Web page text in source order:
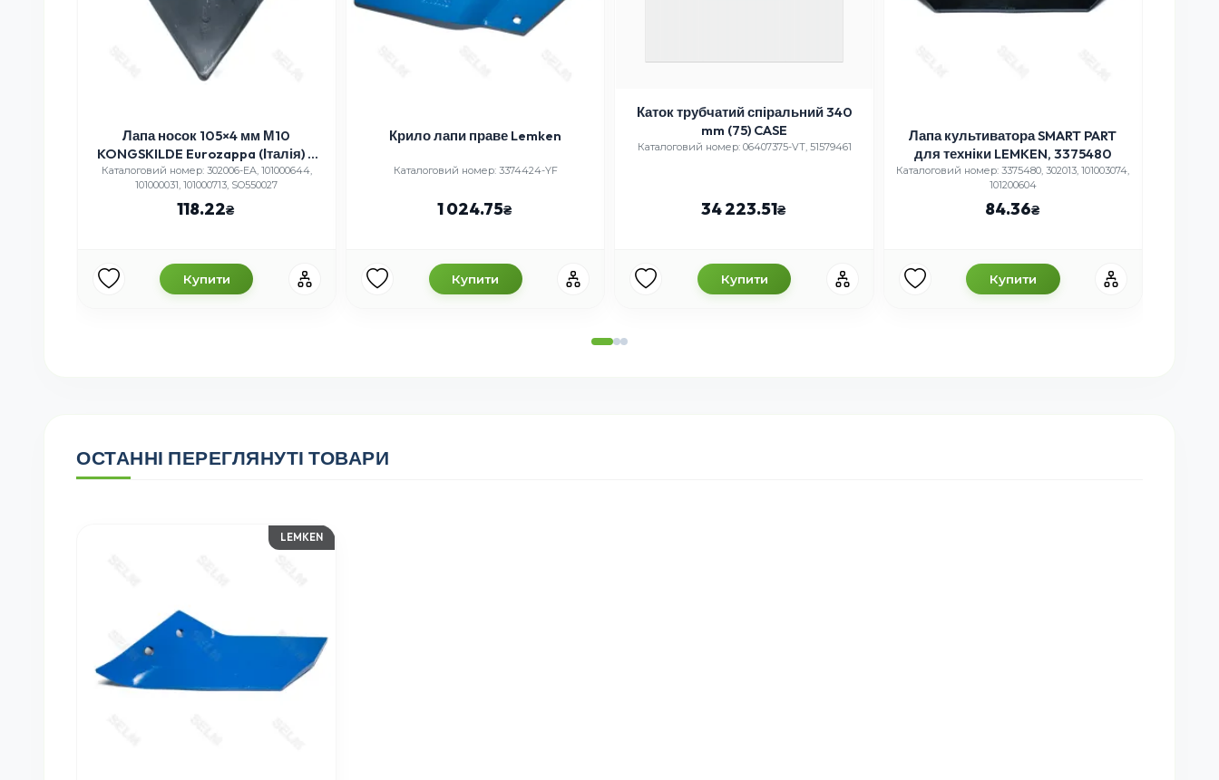
Лапа носок 105×4 мм М10
KONGSKILDE Eurozappa (Італія) –
борована сталь, лапа
культиватора
Каталоговий номер: 302006-EA, 101000644,
101000031, 101000713, SO550027
118.22
Купити
Крило лапи праве Lemken
Каталоговий номер: 3374424-YF
1 024.75
Купити
Каток трубчатий спіральний 340
mm (75) CASE
Каталоговий номер: 06407375-VT, 51579461
34 223.51
Купити
Лапа культиватора SMART PART
для техніки LEMKEN, 3375480
Каталоговий номер: 3375480, 302013, 101003074,
101200604
84.36
Купити
ОСТАННІ ПЕРЕГЛЯНУТІ ТОВАРИ
LEMKEN